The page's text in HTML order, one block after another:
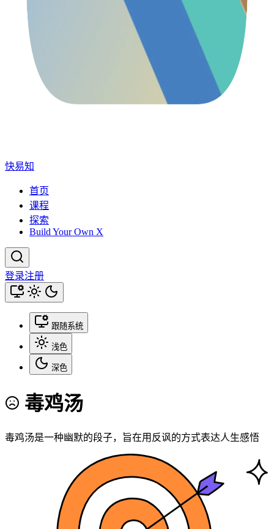
快易知
首页
课程
探索
Build Your Own X
登录注册
跟随系统
浅色
深色
毒鸡汤
毒鸡汤是一种幽默的段子，旨在用反讽的方式表达人生感悟